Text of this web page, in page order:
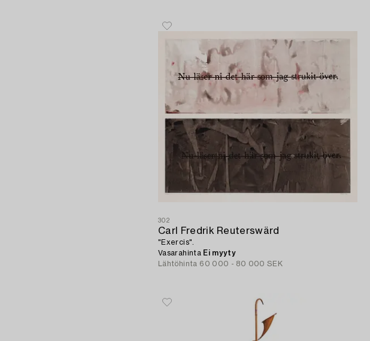
302
Carl Fredrik Reuterswärd
"Exercis".
Vasarahinta Ei myyty
Lähtöhinta 60 000 - 80 000 SEK